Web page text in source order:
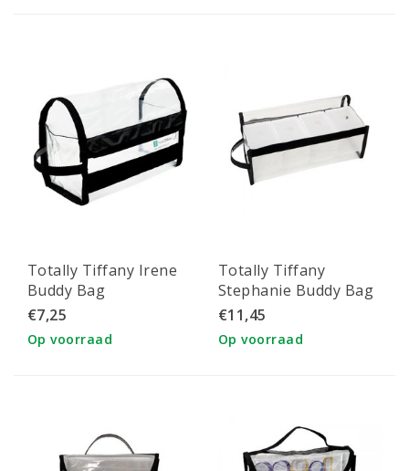
Totally Tiffany Irene
Buddy Bag
EZ2Organize
opbergsysteem
19,1x8,3x11,4 cm
€7,25
Op voorraad
Totally Tiffany
Stephanie Buddy Bag
EZ2Organize
opbergsysteem
12,7x11,4x31,8 cm
€11,45
Op voorraad